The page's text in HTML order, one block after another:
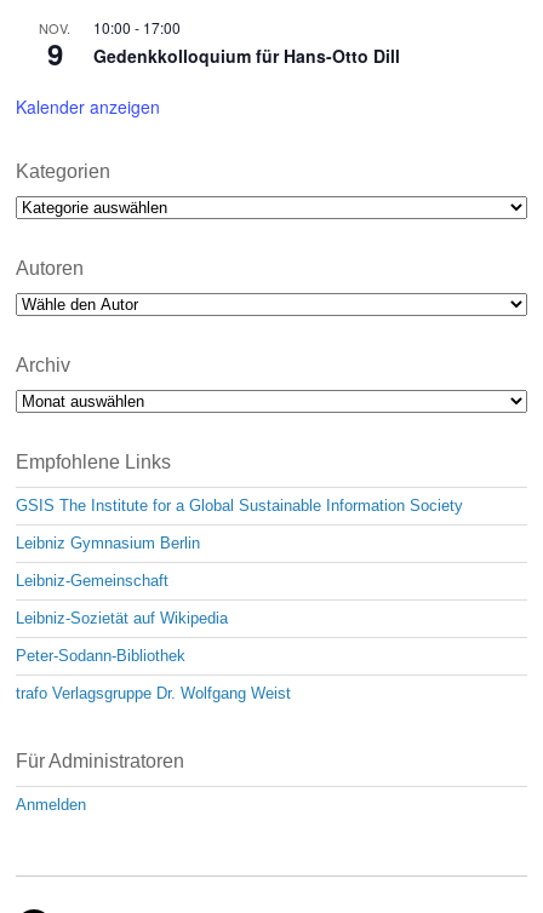
NOV.
9
10:00 - 17:00
Gedenkkolloquium für Hans-Otto Dill
Kalender anzeigen
Kategorien
Kategorien
Autoren
Archiv
Archiv
Empfohlene Links
GSIS The Institute for a Global Sustainable Information Society
Leibniz Gymnasium Berlin
Leibniz-Gemeinschaft
Leibniz-Sozietät auf Wikipedia
Peter-Sodann-Bibliothek
trafo Verlagsgruppe Dr. Wolfgang Weist
Für Administratoren
Anmelden